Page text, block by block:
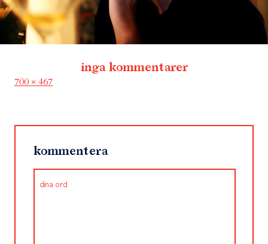
inga kommentarer
Full
700 × 467
kommentera